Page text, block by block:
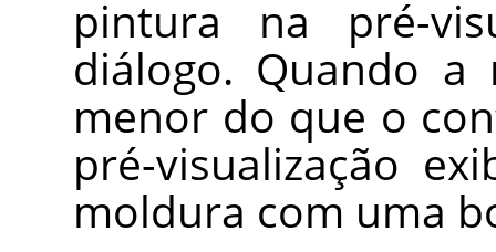
pintura na pré-
diálogo. Quando
menor do que o
pré-visualização
moldura com uma